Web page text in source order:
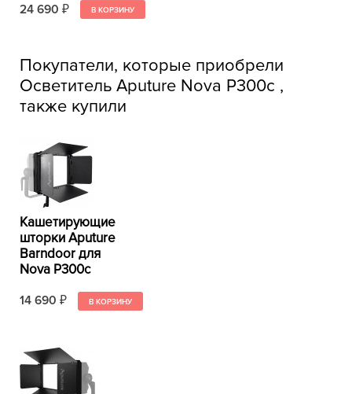
24 690 ₽
Покупатели, которые приобрели
Осветитель Aputure Nova P300c ,
также купили
Кашетирующие
шторки Aputure
Barndoor для
Nova P300c
14 690 ₽